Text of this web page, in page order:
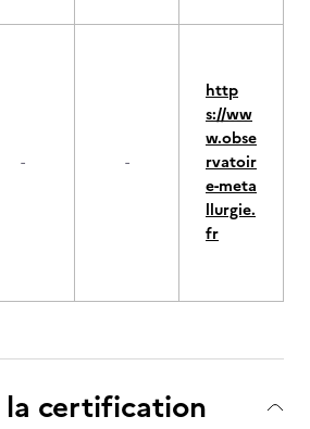
- -
http
s://ww
w.obse
rvatoir
e-meta
llurgie.
fr
la certification